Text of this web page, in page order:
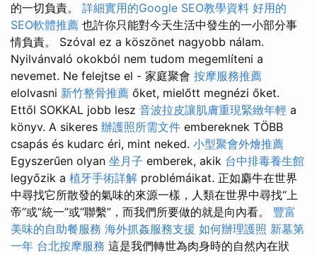
的一切負責。 詳細實用的Google SEO教學資料 好用的
SEO軟體推薦 也許你只能對今天生活中發生的一小部分事
情負責。 Szóval ez a köszönet nagyobb nálam.
Nyilvánvaló okokból nem tudom megemlíteni a
nevemet. Ne felejtse el - 家庭聚會 按摩服務推薦
elolvasni 新竹整骨推薦 őket, mielőtt megnézi őket.
Ettől SOKKAL jobb lesz 音波拉皮讓肌膚重現緊緻年輕 a
könyv. A sikeres 辦護照所需文件 embereknek TÖBB
csapás és kudarc éri, mint neked. 小型聚會外燴推薦
Egyszerűen olyan 坐月子 emberek, akik 台中排毒養生館
legyőzik a 植牙手術詳解 problémáikat. 正如麝牛在世界
中尋找它所散發的氣味的來源一樣，人類在世界中尋找“上
帝”或“統一”或“聯繫”，而我們所要做的就是向內看。 豐富
美味的自助餐服務 海外抓姦服務支援 如何辦理護照 新墓第
一年 台北按摩服務 這是我們轉世為肉身時的自然內在狀